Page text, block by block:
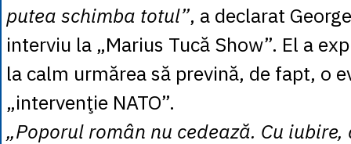
putea schimba totul”, a declarat
interviu la „Marius Tucă Show”. El a
la calm urmărea să prevină, de fapt, o
„intervenţie NATO”.
„Poporul român nu cedează. Cu